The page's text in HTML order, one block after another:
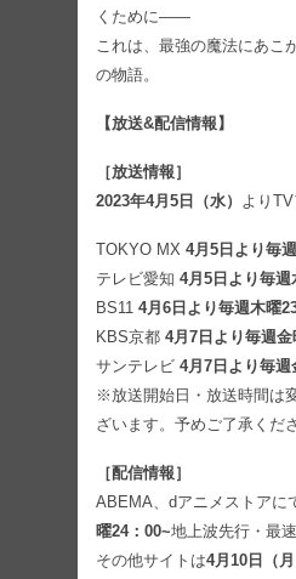
くために――
これは、最強の魔法にあこ
の物語。
【放送&配信情報】
［放送情報］
2023年4月5日（水） より
TOKYO MX 4月5日より毎
テレビ愛知 4月5日より毎週
BS11 4月6日より毎週木曜
KBS京都 4月7日より毎週金
サンテレビ 4月7日より毎週
※放送開始日・放送時間は
ざいます。予めご了承くだ
［配信情報］
ABEMA、dアニメストアに
曜24：00~地上波先行・最
その他サイトは4月10日（